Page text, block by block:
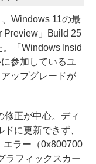
Windows 11の最
Preview」Build 25
「Windows Insid
参加しているユ
ップグレードが
正が中心。ディ
に更新できず、
エラー（0x800700
ラフィックスカー